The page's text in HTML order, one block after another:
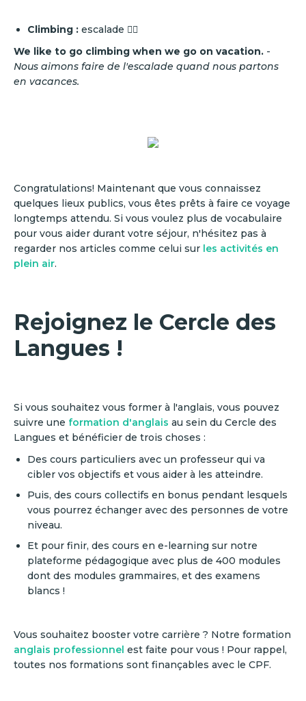
Climbing : escalade 🧗‍♂️
We like to go climbing when we go on vacation. -
Nous aimons faire de l'escalade quand nous partons
en vacances.
Congratulations! Maintenant que vous connaissez
quelques lieux publics, vous êtes prêts à faire ce voyage
longtemps attendu. Si vous voulez plus de vocabulaire
pour vous aider durant votre séjour, n'hésitez pas à
regarder nos articles comme celui sur les activités en
plein air.
Rejoignez le Cercle des
Langues !
Si vous souhaitez vous former à l'anglais, vous pouvez
suivre une formation d'anglais au sein du Cercle des
Langues et bénéficier de trois choses :
Des cours particuliers avec un professeur qui va
cibler vos objectifs et vous aider à les atteindre.
Puis, des cours collectifs en bonus pendant lesquels
vous pourrez échanger avec des personnes de votre
niveau.
Et pour finir, des cours en e-learning sur notre
plateforme pédagogique avec plus de 400 modules
dont des modules grammaires, et des examens
blancs !
Vous souhaitez booster votre carrière ? Notre formation
anglais professionnel est faite pour vous ! Pour rappel,
toutes nos formations sont finançables avec le CPF.